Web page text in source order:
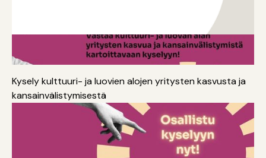
Kansainvälistyminen Yrittäjyys
Kysely kulttuuri- ja luovien alojen yritysten kasvusta ja
kansainvälistymisestä